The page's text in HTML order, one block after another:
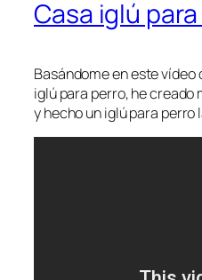
Casa iglú
Basándome en este vídeo
iglú para perro, he creado
y hecho un iglú para perro